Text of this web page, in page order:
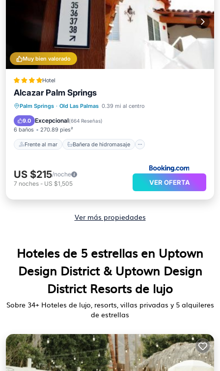
Muy bien valorado
Hotel
Alcazar Palm Springs
Palm Springs · Old Las Palmas 0.39 mi al centro
9.0 Excepcional(664 Reseñas)
6 baños 270.89 pies²
Frente al mar Bañera de hidromasaje
Frente al mar
Estación de carga para vehículos eléctricos
Aparcamiento
US $215/noche
7 noches - US $1,505 VER OFERTA
Ver más propiedades
Hoteles de 5 estrellas en Uptown
Design District & Uptown Design
District Resorts de lujo
Sobre 34+ Hoteles de lujo, resorts, villas privadas y 5 alquileres
de estrellas